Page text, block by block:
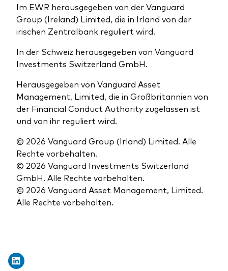
Im EWR herausgegeben von der Vanguard
Group (Ireland) Limited, die in Irland von der
irischen Zentralbank reguliert wird.
In der Schweiz herausgegeben von Vanguard
Investments Switzerland GmbH.
Herausgegeben von Vanguard Asset
Management, Limited, die in Großbritannien von
der Financial Conduct Authority zugelassen ist
und von ihr reguliert wird.
© 2026 Vanguard Group (Irland) Limited. Alle
Rechte vorbehalten.
© 2026 Vanguard Investments Switzerland
GmbH. Alle Rechte vorbehalten.
© 2026 Vanguard Asset Management, Limited.
Alle Rechte vorbehalten.